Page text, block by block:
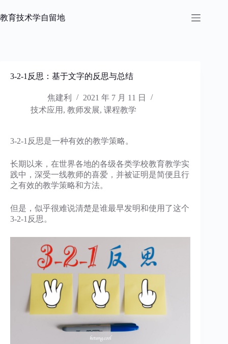
过
教育技术学自留地
3-2-1反思：基于文字的反思与总结
焦建利
2021 年 7 月 11 日
技术应用 , 教师发展, 课程教学
3-2-1反思是一种有效的教学策略。
长期以来，在世界各地的各级各类学校教育教学实
践中，深受一线教师的喜爱，并被证明是简便且行
之有效的教学策略和方法。
但是，似乎很难说清楚是谁最早发明和使用了这个
3-2-1反思。